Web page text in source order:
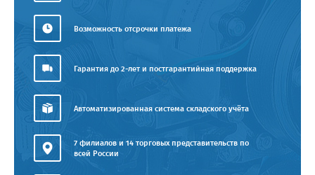
Возможность отсрочки платежа
Гарантия до 2-лет и постгарантийная поддержка
Автоматизированная система складского учёта
7 филиалов и 14 торговых представительств по
всей России